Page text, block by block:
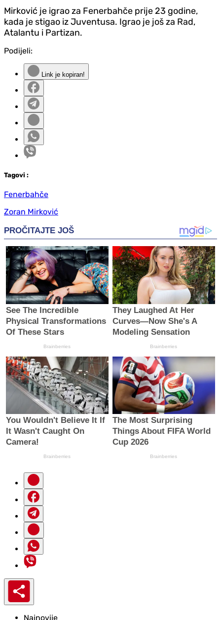
Mirković je igrao za Fenerbahče prije 23 godine,
kada je stigao iz Juventusa. Igrao je još za Rad,
Atalantu i Partizan.
Podijeli:
Link je kopiran!
Tagovi :
Fenerbahče
Zoran Mirković
Najnovije